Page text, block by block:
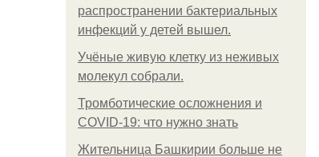
распространении бактериальных
инфекций у детей вышел.
Учёные живую клетку из неживых
молекул собрали.
Тромботические осложнения и
COVID-19: что нужно знать
Жительница Башкирии больше не